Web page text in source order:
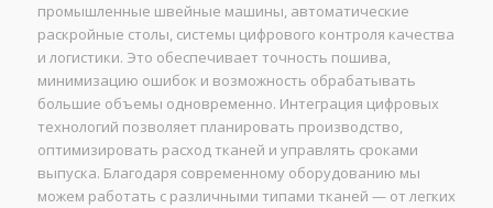
промышленные швейные машины, автоматические
раскройные столы, системы цифрового контроля качества
и логистики. Это обеспечивает точность пошива,
минимизацию ошибок и возможность обрабатывать
большие объемы одновременно. Интеграция цифровых
технологий позволяет планировать производство,
оптимизировать расход тканей и управлять сроками
выпуска. Благодаря современному оборудованию мы
можем работать с различными типами тканей — от легких